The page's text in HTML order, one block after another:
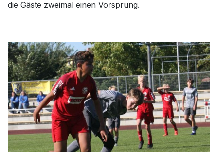
die Gäste zweimal einen Vorsprung.